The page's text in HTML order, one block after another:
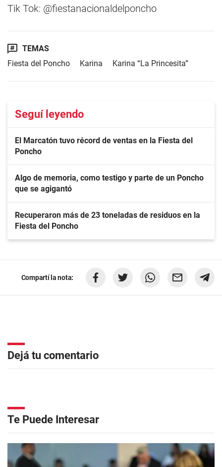
Tik Tok: @fiestanacionaldelponcho
TEMAS
Fiesta del Poncho
Karina Karina “La Princesita”
Seguí leyendo
El Marcatón tuvo récord de ventas en la Fiesta del
Poncho
Algo de memoria, como testigo y parte de un Poncho
que se agigantó
Recuperaron más de 23 toneladas de residuos en la
Fiesta del Poncho
Compartí la nota:
Dejá tu comentario
Te Puede Interesar